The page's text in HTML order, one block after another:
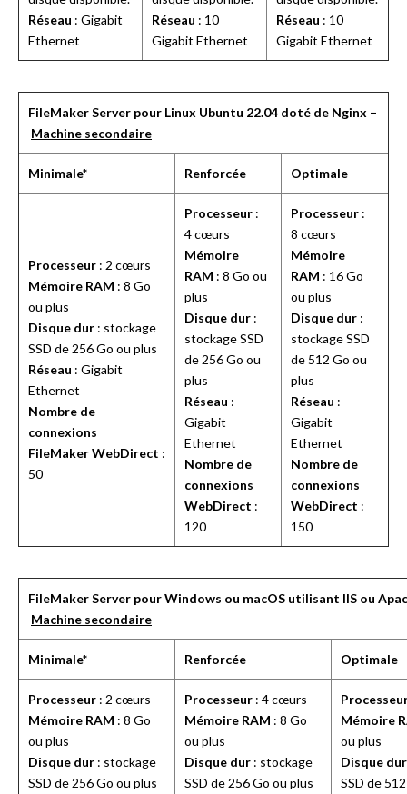
Réseau : Gigabit
Ethernet
Réseau : 10
Gigabit Ethernet
Réseau : 10
Gigabit Ethernet
FileMaker Server pour Linux Ubuntu 22.04 doté de Nginx –
Machine secondaire
Minimale* Renforcée Optimale
Processeur : 2 cœurs
Mémoire RAM : 8 Go
ou plus
Disque dur : stockage
SSD de 256 Go ou plus
Réseau : Gigabit
Ethernet
Nombre de
connexions
FileMaker WebDirect :
50
Processeur :
4 cœurs
Mémoire
RAM : 8 Go ou
plus
Disque dur :
stockage SSD
de 256 Go ou
plus
Réseau :
Gigabit
Ethernet
Nombre de
connexions
WebDirect :
120
Processeur :
8 cœurs
Mémoire
RAM : 16 Go
ou plus
Disque dur :
stockage SSD
de 512 Go ou
plus
Réseau :
Gigabit
Ethernet
Nombre de
connexions
WebDirect :
150
FileMaker Server pour Windows ou macOS utilisant IIS ou
Machine secondaire
Minimale* Renforcée Optimale
Processeur : 2 cœurs
Mémoire RAM : 8 Go
ou plus
Disque dur : stockage
SSD de 256 Go ou plus
Processeur : 4 cœurs
Mémoire RAM : 8 Go
ou plus
Disque dur : stockage
SSD de 256 Go ou plus
Mémoire
ou plus
Disque dur
SSD de